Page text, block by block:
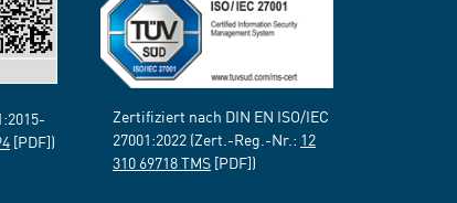
[PDF])
Zertifiziert nach DIN EN ISO/IEC
27001:2022 (Zert.-Reg.-Nr.: 12
310 69718 TMS [PDF])